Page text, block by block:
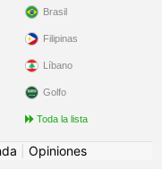
Brasil
Filipinas
Líbano
Golfo
Toda la lista
Opiniones